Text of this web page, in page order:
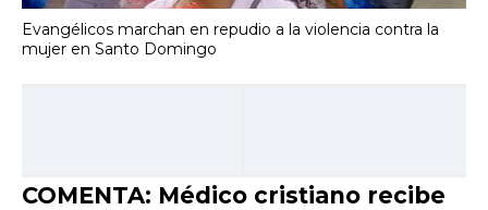
Evangélicos marchan en repudio a la violencia contra la
mujer en Santo Domingo
COMENTA: Médico cristiano recibe